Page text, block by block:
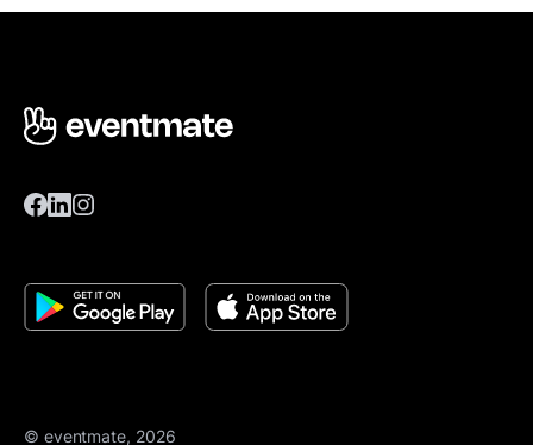
© eventmate, 2026